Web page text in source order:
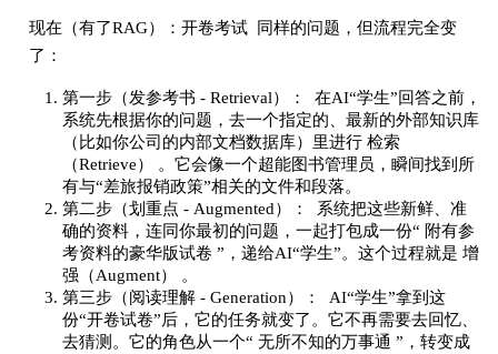
现在（有了RAG）：开卷考试 同样的问题，但流程完全变
了：
第一步（发参考书 - Retrieval）： 在AI“学生”回答之前，
系统先根据你的问题，去一个指定的、最新的外部知识库
（比如你公司的内部文档数据库）里进行 检索
（Retrieve） 。它会像一个超能图书管理员，瞬间找到所
有与“差旅报销政策”相关的文件和段落。
第二步（划重点 - Augmented）： 系统把这些新鲜、准
确的资料，连同你最初的问题，一起打包成一份“ 附有参
考资料的豪华版试卷 ”，递给AI“学生”。这个过程就是 增
强（Augment） 。
第三步（阅读理解 - Generation）： AI“学生”拿到这
份“开卷试卷”后，它的任务就变了。它不再需要去回忆、
去猜测。它的角色从一个“ 无所不知的万事通 ”，转变成